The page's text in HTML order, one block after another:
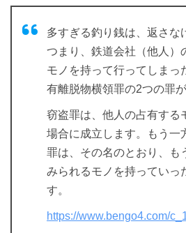
多すぎる釣り銭は、返さな
つまり、鉄道会社（他人）
モノを持って行ってしまっ
有離脱物横領罪の2つの罪
窃盗罪は、他人の占有する
場合に成立します。もう一
罪は、その名のとおり、も
みられるモノを持っていっ
す。
https://www.bengo4.com/